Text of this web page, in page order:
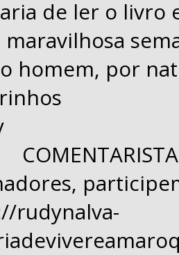
de ler o livro
maravilhosa
homem, por
rudynalva-